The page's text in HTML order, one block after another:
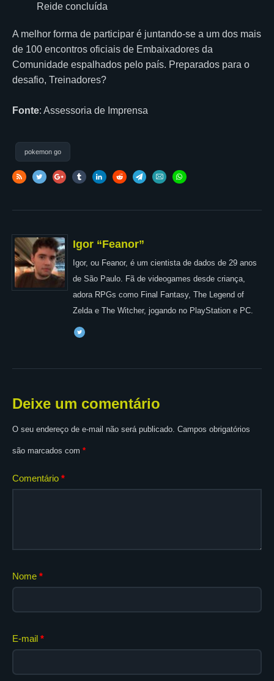
Reide concluída
A melhor forma de participar é juntando-se a um dos mais
de 100 encontros oficiais de Embaixadores da
Comunidade espalhados pelo país. Preparados para o
desafio, Treinadores?
Fonte: Assessoria de Imprensa
pokemon go
Igor “Feanor”
Igor, ou Feanor, é um cientista de dados de 29 anos
de São Paulo. Fã de videogames desde criança,
adora RPGs como Final Fantasy, The Legend of
Zelda e The Witcher, jogando no PlayStation e PC.
Deixe um comentário
O seu endereço de e-mail não será publicado. Campos obrigatórios
são marcados com *
Comentário *
Nome *
E-mail *